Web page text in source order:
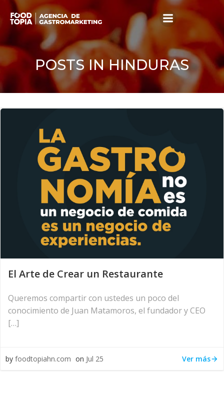
content
POSTS IN HINDURAS
El Arte de Crear un Restaurante
Queremos compartir con ustedes un poco del
conocimiento de Juan Matamoros, el fundador y CEO
[…]
by foodtopiahn.com on Jul 25 Ver más